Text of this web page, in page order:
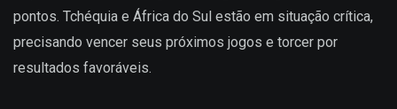
pontos. Tchéquia e África do Sul estão em situação crítica,
precisando vencer seus próximos jogos e torcer por
resultados favoráveis.